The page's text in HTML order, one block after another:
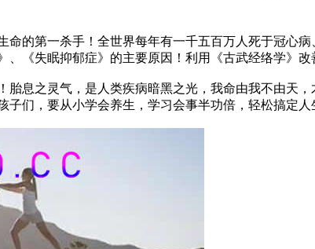
第一杀手！全世界每年有一千五百万人死于冠心
《失眠抑郁症》的主要原因！利用《古武经络学》
之灵气，是人类疾病暗黑之光，我命由我不由天
们，要从小学会养生，学习会事半功倍，轻松搞定